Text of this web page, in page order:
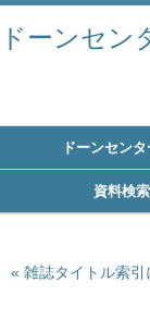
ドーンセン
ドーンセン
資料検索
雑誌タイトル索引